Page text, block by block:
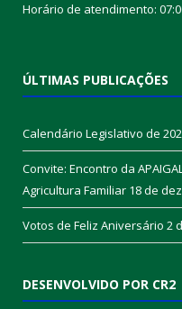
Horário de atendimento:
ÚLTIMAS PUBLICAÇÕES
Calendário Legislativo de
Convite: Encontro da
Agricultura Familiar 18 de
Votos de Feliz Aniversário 2
DESENVOLVIDO POR CR2